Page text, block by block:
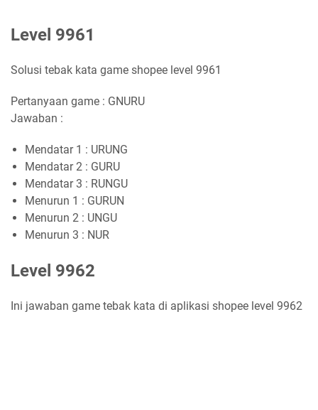
Level 9961
Solusi tebak kata game shopee level 9961
Pertanyaan game : GNURU
Jawaban :
Mendatar 1 : URUNG
Mendatar 2 : GURU
Mendatar 3 : RUNGU
Menurun 1 : GURUN
Menurun 2 : UNGU
Menurun 3 : NUR
Level 9962
Ini jawaban game tebak kata di aplikasi shopee level 9962